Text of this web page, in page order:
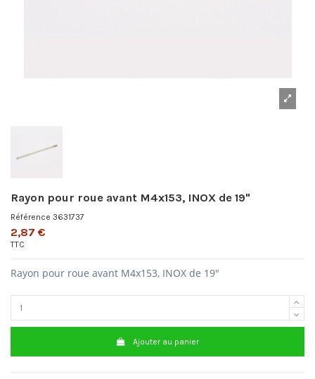
Rayon pour roue avant M4x153, INOX de 19"
Référence 3631737
2,87 €
TTC
Rayon pour roue avant M4x153, INOX de 19"
Ajouter au panier